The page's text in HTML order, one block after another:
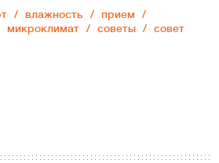
влажность
прием
микроклимат советы совет